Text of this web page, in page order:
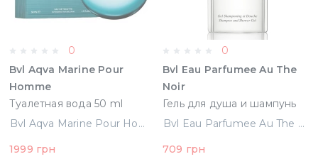
0
Bvl Aqva Marine Pour
Homme
Туалетная вода 50 ml
(783320413704)
Bvl Aqva Marine Pour Homme Туалетная вода 50 ml (783320413704)
1999 грн
0
Bvl Eau Parfumee Au The
Noir
Гель для душа и шампунь
200 ml (783320403286)
Bvl Eau Parfumee Au The Noir Гель для душа и шампунь 200 ml (783320403286)
709 грн